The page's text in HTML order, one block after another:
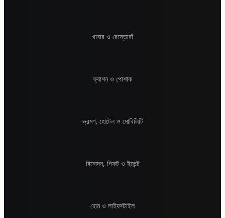
খাবার ও রেস্তোরাঁ
ফ্যাশন ও পোশাক
ভ্রমণ, হোটেল ও মোবিলিটি
বিনোদন, গিফট ও ইভেন্ট
হোম ও লাইফস্টাইল